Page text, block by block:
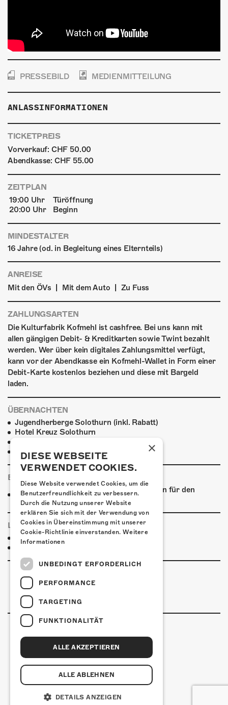
PRESSEBILD MEDIENMITTEILUNG
ANLASSINFORMATIONEN
TICKETPREIS
Vorverkauf: CHF 50.00
Abendkasse: CHF 55.00
ZEITPLAN
19:00 Uhr
Türöffnung
20:00 Uhr
Beginn
MINDESTALTER
16 Jahre (od. in Begleitung eines Elternteils)
ANREISE
Mit den ÖVs
Mit dem Auto Zu Fuss
ZAHLUNGSARTEN
Die Kulturfabrik Kofmehl ist cashfree. Bei uns kann mit
allen gängigen Debit- & Kreditkarten sowie Twint bezahlt
werden. Wer über kein digitales Zahlungsmittel verfügt,
kann vor der Abendkasse ein Kofmehl-Wallet in Form einer
Debit-Karte kostenlos beziehen und diese mit Bargeld
laden.
ÜBERNACHTEN
Jugendherberge Solothurn (inkl. Rabatt)
Hotel Kreuz Solothurn
Weitere Unterkünfte
ESSENSTIPPS
Wir bieten auf dem Kofmehl-Areal Speisen für den
Hunger & Gluscht an!
LINKS & PARTNER
Facebook-Event
Kulturfabrik Kofmehl
Kofmehlweg 1
+41 32 621 20 60
×
DIESE WEBSEITE
VERWENDET COOKIES.
Diese Website verwendet Cookies, um die
Benutzerfreundlichkeit zu verbessern.
Durch die Nutzung unserer Website
erklären Sie sich mit der Verwendung von
Cookies in Übereinstimmung mit unserer
Cookie-Richtlinie einverstanden. Weitere
Informationen
UNBEDINGT ERFORDERLICH
PERFORMANCE
TARGETING
FUNKTIONALITÄT
ALLE AKZEPTIEREN
ALLE ABLEHNEN
DETAILS ANZEIGEN